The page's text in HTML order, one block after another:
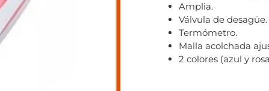
Amplia.
Válvula de desagüe.
Termómetro.
Malla acolchada
2 colores (azul y